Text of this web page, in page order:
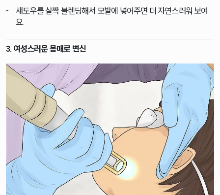
섀도우를 살짝 블렌딩해서 모발에 넣어주면 더 자연스러워 보여
요.
3. 여성스러운 몸매로 변신